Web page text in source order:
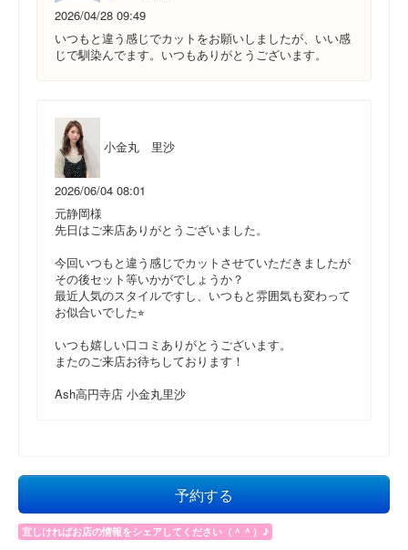
2026/04/28 09:49
いつもと違う感じでカットをお願いしましたが、いい感
じで馴染んでます。いつもありがとうございます。
小金丸 里沙
2026/06/04 08:01
元静岡様
先日はご来店ありがとうございました。
今回いつもと違う感じでカットさせていただきましたが
その後セット等いかがでしょうか？
最近人気のスタイルですし、いつもと雰囲気も変わって
お似合いでした⭐︎
いつも嬉しい口コミありがとうございます。
またのご来店お待ちしております！
Ash高円寺店 小金丸里沙
予約する
宜しければお店の情報をシェアしてください（＾＾）♪